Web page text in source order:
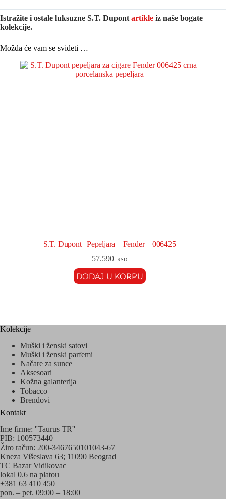
Istražite i ostale luksuzne S.T. Dupont artikle iz naše bogate
kolekcije.
Možda će vam se svideti …
S.T. Dupont | Pepeljara – Fender – 006425
57.590 RSD
DODAJ U KORPU
Kolekcije
Muški i ženski satovi
Muški i ženski parfemi
Načare za sunce
Aksesoari
Kožna galanterija
Tobacco
Brendovi
Kontakt
Ime firme: ''Taurus TR''
PIB: 100573440
Žiro račun: 200-3467650101043-67
Kneza Višeslava 63; 11090 Beograd
TC Bazar Vidikovac
lokal 0.6 na platou
+381 63 410 450
pon. – pet. 09:00 – 18:00